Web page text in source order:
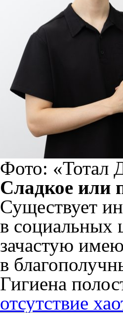
Фото: «Тотал
Сладкое или
Существует
в социальных
зачастую
в
Гигиена
отсутствие